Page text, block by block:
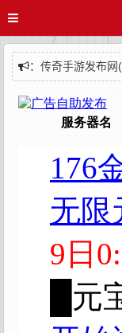
： 传奇手游发布网